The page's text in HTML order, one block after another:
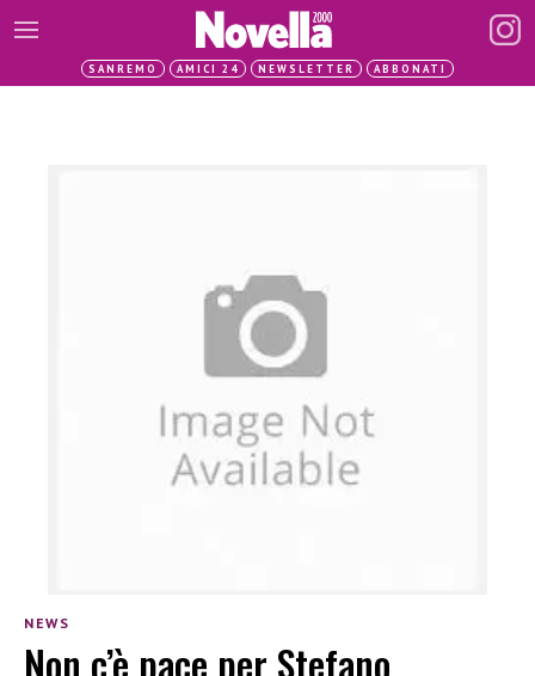
SANREMO AMICI 24 NEWSLETTER ABBONATI
NEWS
Non c’è pace per Stefano